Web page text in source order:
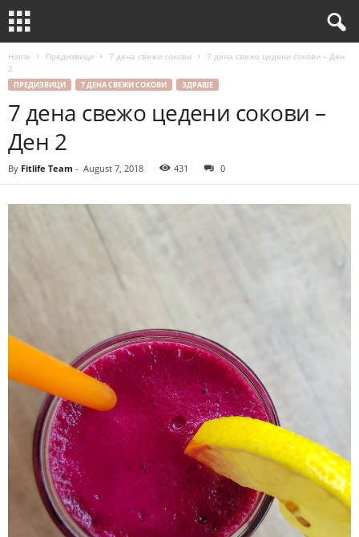
Home Предизвици 7 дена свежи сокови
7 дена свежо цедени сокови – Ден
2
ПРЕДИЗВИЦИ 7 ДЕНА СВЕЖИ СОКОВИ ЗДРАВЈЕ
7 дена свежо цедени сокови –
Ден 2
By Fitlife Team - August 7, 2018 431 0